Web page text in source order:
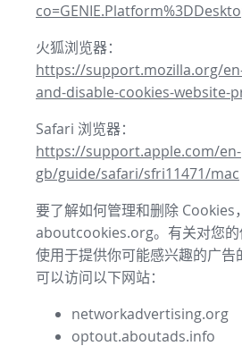
火狐浏览器：
https://support.mozilla.org/
and-disable-cookies-website-
Safari 浏览器：
https://support.apple.com/en-
gb/guide/safari/sfri11471/mac
要了解如何管理和删除 Cookies
aboutcookies.org。有关对您的
使用于提供你可能感兴趣的广告
可以访问以下网站：
networkadvertising.org
optout.aboutads.info